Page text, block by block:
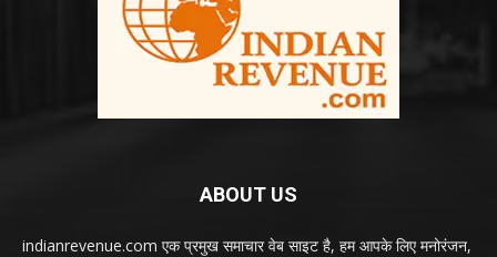
ABOUT US
indianrevenue.com एक प्रमुख समाचार वेब साइट है, हम आपके लिए मनोरंजन,